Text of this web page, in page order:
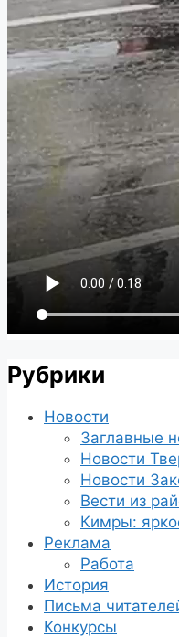
Рубрики
Новости
Заглавные
Новости
Новости
Вести из
Кимры:
Реклама
Работа
История
Письма
Конкурсы